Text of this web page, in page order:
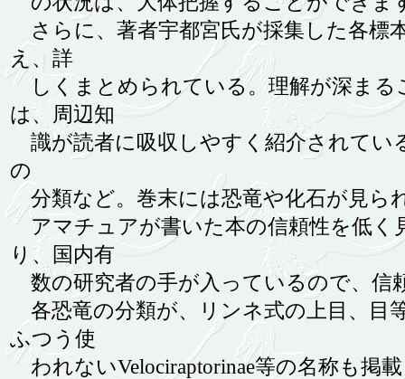
さらに、著者宇都宮氏が採集した各標
え、詳
しくまとめられている。理解が深まる
は、周辺知
識が読者に吸収しやすく紹介されてい
の
分類など。巻末には恐竜や化石が見ら
アマチュアが書いた本の信頼性を低く
り、国内有
数の研究者の手が入っているので、信
各恐竜の分類が、リンネ式の上目、目
ふつう使
われないVelociraptorinae等の名称も掲